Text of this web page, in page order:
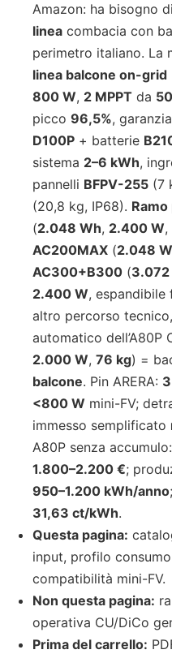
Amazon: ha bisogno
linea combacia con
perimetro italiano. La
linea balcone on-grid
800 W, 2 MPPT da
picco 96,5%, garanzia
D100P + batterie
sistema 2–6 kWh,
pannelli BFPV-255 (7
(20,8 kg, IP68).
(2.048 Wh, 2.400 W,
AC200MAX (2.048
AC300+B300 (3.072
2.400 W, espandibile
altro percorso
automatico dell’A80P
2.000 W, 76 kg) =
balcone. Pin ARERA:
<800 W mini-FV;
immesso semplificato
A80P senza accumulo:
1.800–2.200 €;
950–1.200 kWh/anno
31,63 ct/kWh.
Questa pagina:
input, profilo
compatibilità mini-FV.
Non questa pagina:
operativa CU/DiCo
Prima del carrello: